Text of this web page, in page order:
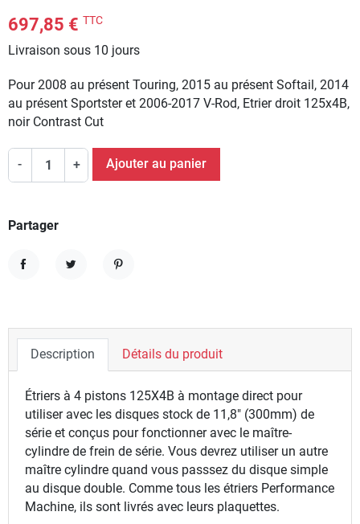
697,85 € TTC
Livraison sous 10 jours
Pour 2008 au présent Touring, 2015 au présent Softail, 2014
au présent Sportster et 2006-2017 V-Rod, Etrier droit 125x4B,
noir Contrast Cut
- + Ajouter au panier
Partager
Description Détails du produit
Étriers à 4 pistons 125X4B à montage direct pour
utiliser avec les disques stock de 11,8" (300mm) de
série et conçus pour fonctionner avec le maître-
cylindre de frein de série. Vous devrez utiliser un autre
maître cylindre quand vous passsez du disque simple
au disque double. Comme tous les étriers Performance
Machine, ils sont livrés avec leurs plaquettes.